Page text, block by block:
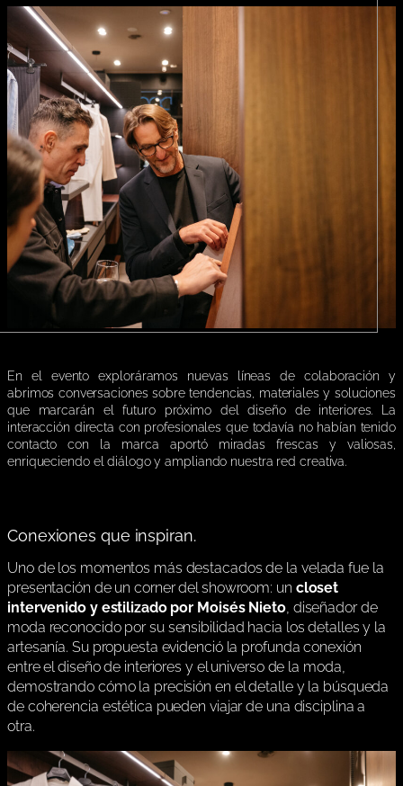
En el evento exploráramos nuevas líneas de colaboración y
abrimos conversaciones sobre tendencias, materiales y soluciones
que marcarán el futuro próximo del diseño de interiores. La
interacción directa con profesionales que todavía no habían tenido
contacto con la marca aportó miradas frescas y valiosas,
enriqueciendo el diálogo y ampliando nuestra red creativa.
Conexiones que inspiran.
Uno de los momentos más destacados de la velada fue la
presentación de un corner del showroom: un closet
intervenido y estilizado por Moisés Nieto, diseñador de
moda reconocido por su sensibilidad hacia los detalles y la
artesanía. Su propuesta evidenció la profunda conexión
entre el diseño de interiores y el universo de la moda,
demostrando cómo la precisión en el detalle y la búsqueda
de coherencia estética pueden viajar de una disciplina a
otra.